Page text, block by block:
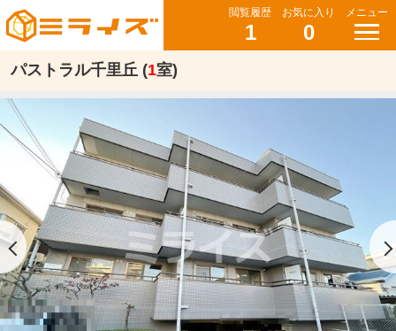
閲覧履歴
1
お気に入り
0
メニュー
パストラル千里丘 (1室)